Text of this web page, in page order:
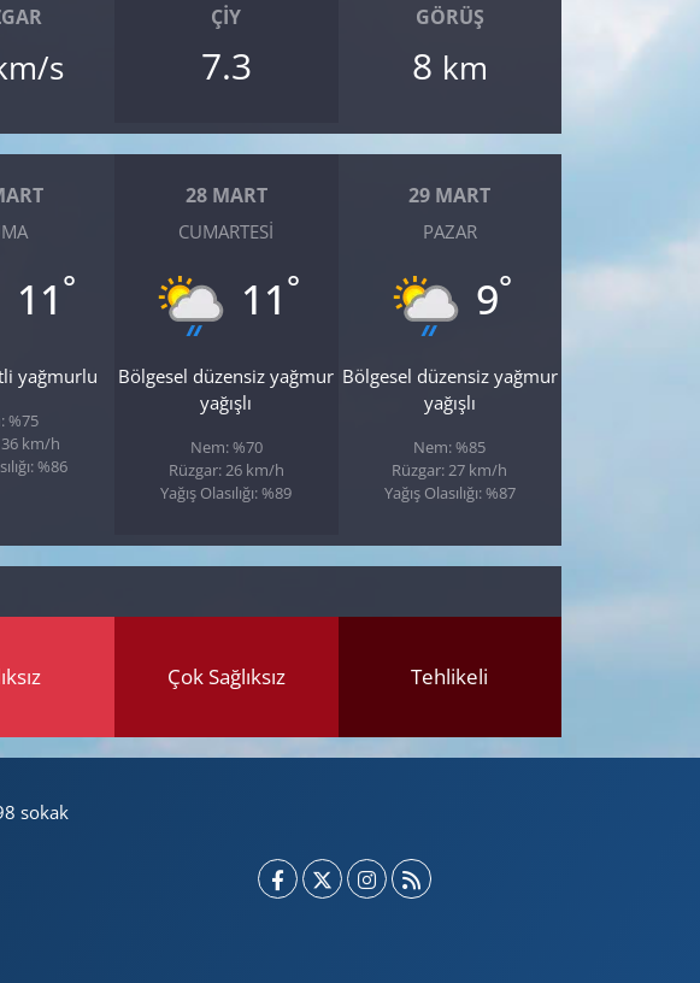
s
ÇIY
7.3
GÖRÜŞ
8 km
11 °
yağmurlu
%75
km/h
%86
28 MART
CUMARTESI
11 °
Bölgesel düzensiz yağmur
yağışlı
Nem: %70
Rüzgar: 26 km/h
Yağış Olasılığı: %89
29 MART
PAZAR
9°
Bölgesel düzensiz yağmur
yağışlı
Nem: %85
Rüzgar: 27 km/h
Yağış Olasılığı: %87
Çok Sağlıksız Tehlikeli
sokak